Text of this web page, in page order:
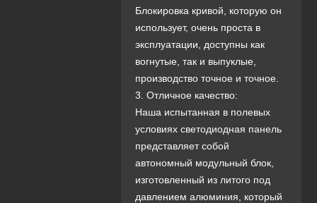
Блокировка кривой, которую он
использует, очень проста в
эксплуатации, доступны как
вогнутые, так и выпуклые,
производство точное и точное.
3. Отличное качество:
Наша испытанная в полевых
условиях светодиодная панель
представляет собой
автономный модульный блок,
изготовленный из литого под
давлением алюминия, который